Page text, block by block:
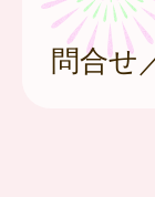
問合せ